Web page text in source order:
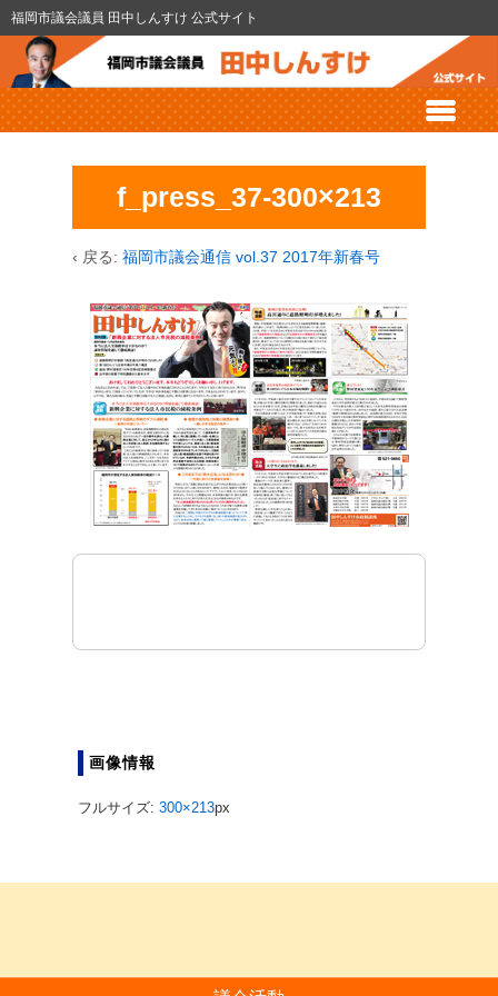
福岡市議会議員 田中しんすけ 公式サイト
f_press_37-300×213
‹ 戻る: 福岡市議会通信 vol.37 2017年新春号
画像情報
フルサイズ: 300×213px